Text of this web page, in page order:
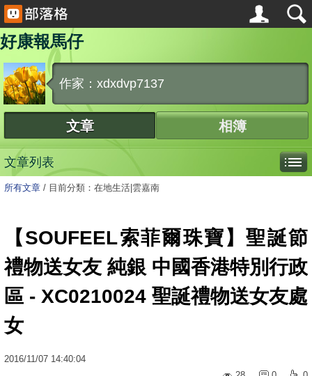
好康報馬仔
作家：xdxdvp7137
文章 相簿
文章列表
所有文章 / 目前分類：在地生活|雲嘉南
【SOUFEEL索菲爾珠寶】聖誕節
禮物送女友 純銀 中國香港特別行政
區 - XC0210024 聖誕禮物送女友處
女
2016/11/07 14:40:04